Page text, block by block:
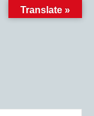
Translate »